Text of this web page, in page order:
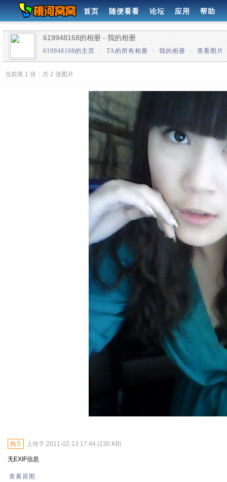
首页 随便看看 论坛 应用 帮助
619948168的相册 - 我的相册
619948168的主页 » TA的所有相册 » 我的相册 » 查看图片
当前第 1 张 共 2 张图片
热5 上传于 2011-02-13 17:44 (130 KB)
无EXIF信息
查看原图